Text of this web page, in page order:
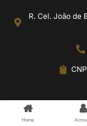
R. Cel. João de
Home